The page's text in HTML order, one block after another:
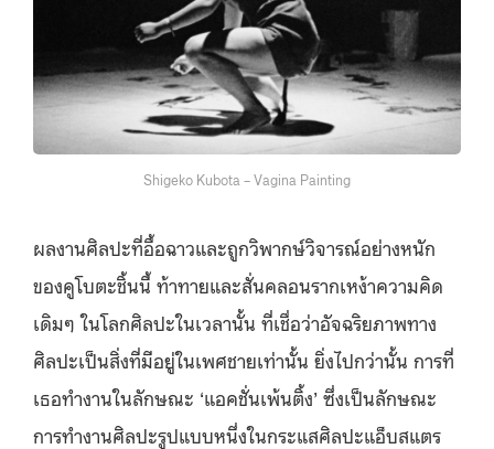
Shigeko Kubota – Vagina Painting
ผลงานศิลปะที่อื้อฉาวและถูกวิพากษ์วิจารณ์อย่างหนัก
ของคูโบตะชิ้นนี้ ท้าทายและสั่นคลอนรากเหง้าความคิด
เดิมๆ ในโลกศิลปะในเวลานั้น ที่เชื่อว่าอัจฉริยภาพทาง
ศิลปะเป็นสิ่งที่มีอยู่ในเพศชายเท่านั้น ยิ่งไปกว่านั้น การที่
เธอทำงานในลักษณะ ‘แอคชั่นเพ้นติ้ง’ ซึ่งเป็นลักษณะ
การทำงานศิลปะรูปแบบหนึ่งในกระแสศิลปะแอ็บสแตร